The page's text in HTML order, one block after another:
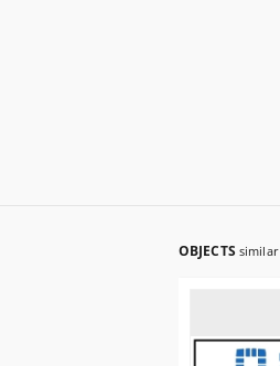
OBJECTS similar